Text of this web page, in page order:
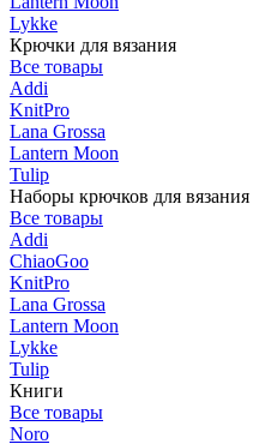
Lykke
Крючки для вязания
Все товары
Addi
KnitPro
Lana Grossa
Lantern Moon
Tulip
Наборы крючков для вязания
Все товары
Addi
ChiaoGoo
KnitPro
Lana Grossa
Lantern Moon
Lykke
Tulip
Книги
Все товары
Noro